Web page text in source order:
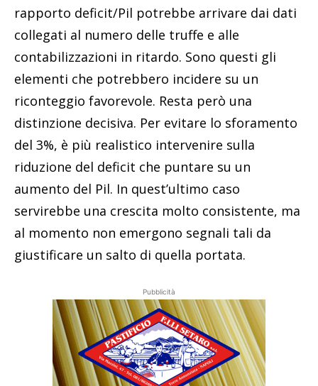
rapporto deficit/Pil potrebbe arrivare dai dati
collegati al numero delle truffe e alle
contabilizzazioni in ritardo. Sono questi gli
elementi che potrebbero incidere su un
riconteggio favorevole. Resta però una
distinzione decisiva. Per evitare lo sforamento
del 3%, è più realistico intervenire sulla
riduzione del deficit che puntare su un
aumento del Pil. In quest’ultimo caso
servirebbe una crescita molto consistente, ma
al momento non emergono segnali tali da
giustificare un salto di quella portata.
Pubblicità